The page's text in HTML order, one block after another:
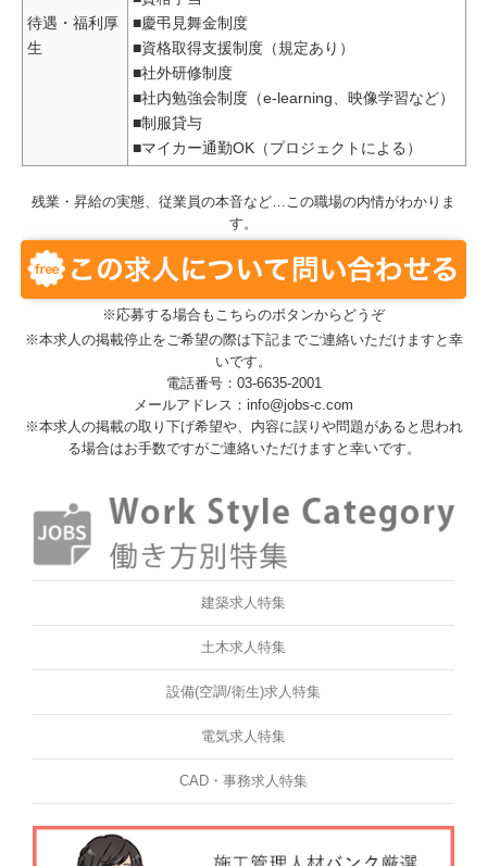
待遇・福利厚
生
■慶弔見舞金制度
■資格取得支援制度（規定あり）
■社外研修制度
■社内勉強会制度（e-learning、映像学習など）
■制服貸与
■マイカー通勤OK（プロジェクトによる）
残業・昇給の実態、従業員の本音など…この職場の内情がわかりま
す。
※応募する場合もこちらのボタンからどうぞ
※本求人の掲載停止をご希望の際は下記までご連絡いただけますと幸
いです。
電話番号：03-6635-2001
メールアドレス：info@jobs-c.com
※本求人の掲載の取り下げ希望や、内容に誤りや問題があると思われ
る場合はお手数ですがご連絡いただけますと幸いです。
建築求人特集
土木求人特集
設備(空調/衛生)求人特集
電気求人特集
CAD・事務求人特集